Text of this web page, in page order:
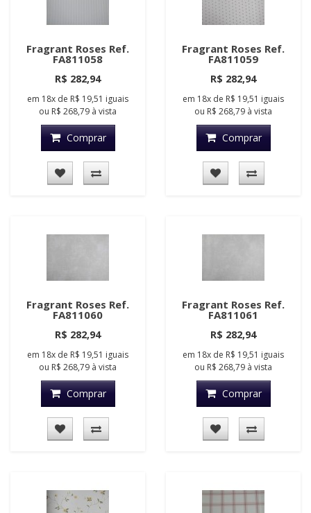
Fragrant Roses Ref.
FA811058
R$ 282,94
em 18x de R$ 19,51 iguais
ou R$ 268,79 à vista
Comprar
Fragrant Roses Ref.
FA811059
R$ 282,94
em 18x de R$ 19,51 iguais
ou R$ 268,79 à vista
Comprar
Fragrant Roses Ref.
FA811060
R$ 282,94
em 18x de R$ 19,51 iguais
ou R$ 268,79 à vista
Comprar
Fragrant Roses Ref.
FA811061
R$ 282,94
em 18x de R$ 19,51 iguais
ou R$ 268,79 à vista
Comprar